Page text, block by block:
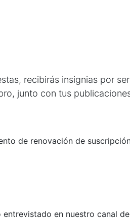
recibirás insignias por
junto con tus
de renovación de
en nuestro canal de